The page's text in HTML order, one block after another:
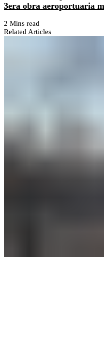
3era obra aeroportuaria
2 Mins read
Related Articles